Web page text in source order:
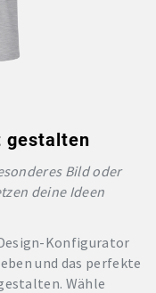
gestalten
Bild oder
deine Ideen
Konfigurator
und das perfekte
Wähle